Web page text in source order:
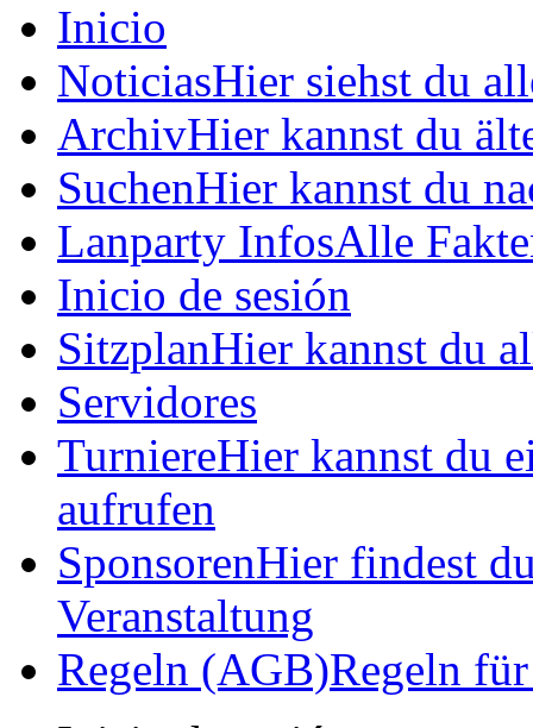
Inicio
NoticiasHier siehst du
ArchivHier kannst du
SuchenHier kannst du
Lanparty InfosAlle
Inicio de sesión
SitzplanHier kannst du
Servidores
TurniereHier kannst du
aufrufen
SponsorenHier findest
Veranstaltung
Regeln (AGB)Regeln